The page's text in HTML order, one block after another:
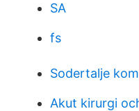
SA
fs
Sodertalje
Akut kirurgi